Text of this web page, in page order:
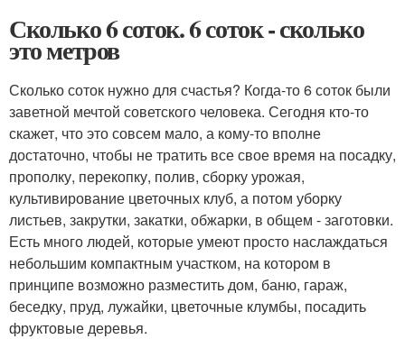
Сколько 6 соток. 6 соток - сколько
это метров
Сколько соток нужно для счастья? Когда-то 6 соток были
заветной мечтой советского человека. Сегодня кто-то
скажет, что это совсем мало, а кому-то вполне
достаточно, чтобы не тратить все свое время на посадку,
прополку, перекопку, полив, сборку урожая,
культивирование цветочных клуб, а потом уборку
листьев, закрутки, закатки, обжарки, в общем - заготовки.
Есть много людей, которые умеют просто наслаждаться
небольшим компактным участком, на котором в
принципе возможно разместить дом, баню, гараж,
беседку, пруд, лужайки, цветочные клумбы, посадить
фруктовые деревья.